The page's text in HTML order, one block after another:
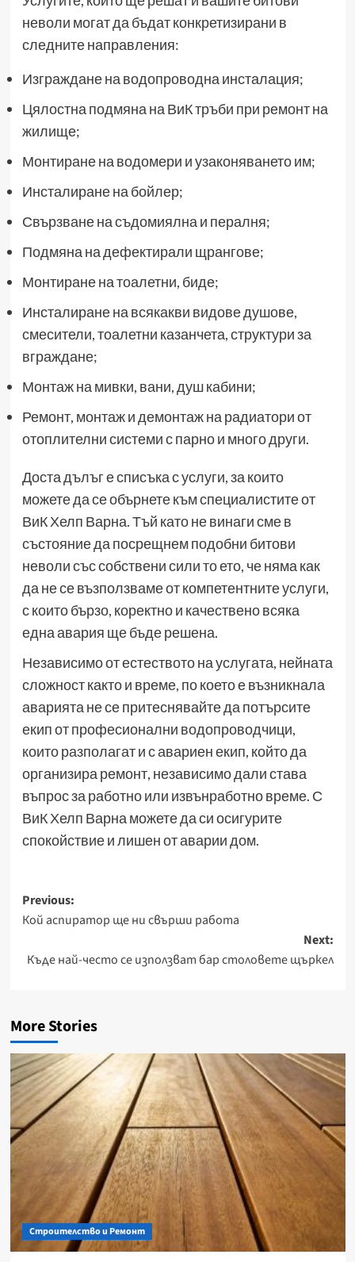
неволи могат да бъдат конкретизирани в
следните направления:
Изграждане на водопроводна инсталация;
Цялостна подмяна на ВиК тръби при ремонт на
жилище;
Монтиране на водомери и узаконяването им;
Инсталиране на бойлер;
Свързване на съдомиялна и пералня;
Подмяна на дефектирали щрангове;
Монтиране на тоалетни, биде;
Инсталиране на всякакви видове душове,
смесители, тоалетни казанчета, структури за
вграждане;
Монтаж на мивки, вани, душ кабини;
Ремонт, монтаж и демонтаж на радиатори от
отоплителни системи с парно и много други.
Доста дълъг е списъка с услуги, за които
можете да се обърнете към специалистите от
ВиК Хелп Варна. Тъй като не винаги сме в
състояние да посрещнем подобни битови
неволи със собствени сили то ето, че няма как
да не се възползваме от компетентните услуги,
с които бързо, коректно и качествено всяка
една авария ще бъде решена.
Независимо от естеството на услугата, нейната
сложност както и време, по което е възникнала
аварията не се притеснявайте да потърсите
екип от професионални водопроводчици,
които разполагат и с авариен екип, който да
организира ремонт, независимо дали става
въпрос за работно или извънработно време. С
ВиК Хелп Варна можете да си осигурите
спокойствие и лишен от аварии дом.
Post
navigation
Previous:
Кой аспиратор ще ни свърши работа
Next:
Къде най-често се използват бар столовете щъркел
More Stories
Строителство и Ремонт